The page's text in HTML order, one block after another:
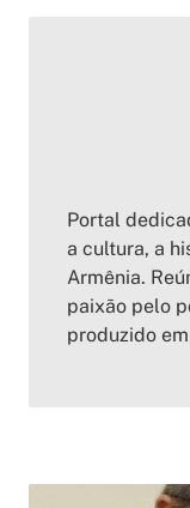
Portal
a cultura, a
Armênia.
paixão pelo
produzido